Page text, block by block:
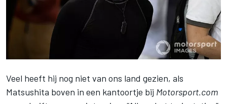
Veel heeft hij nog niet van ons land gezien, als
Matsushita boven in een kantoortje bij Motorsport.com